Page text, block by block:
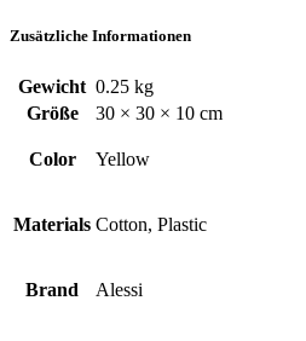
Zusätzliche Informationen
Gewicht 0.25 kg
Größe
30 × 30 × 10 cm
Color Yellow
Materials Cotton, Plastic
Brand Alessi